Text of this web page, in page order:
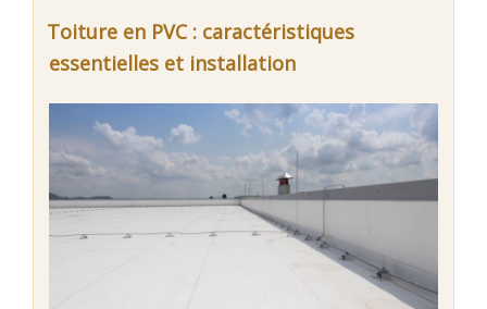
Toiture en PVC : caractéristiques
essentielles et installation